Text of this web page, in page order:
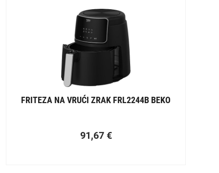
FRITEZA NA VRUĆI ZRAK FRL2244B BEKO
91,67 €